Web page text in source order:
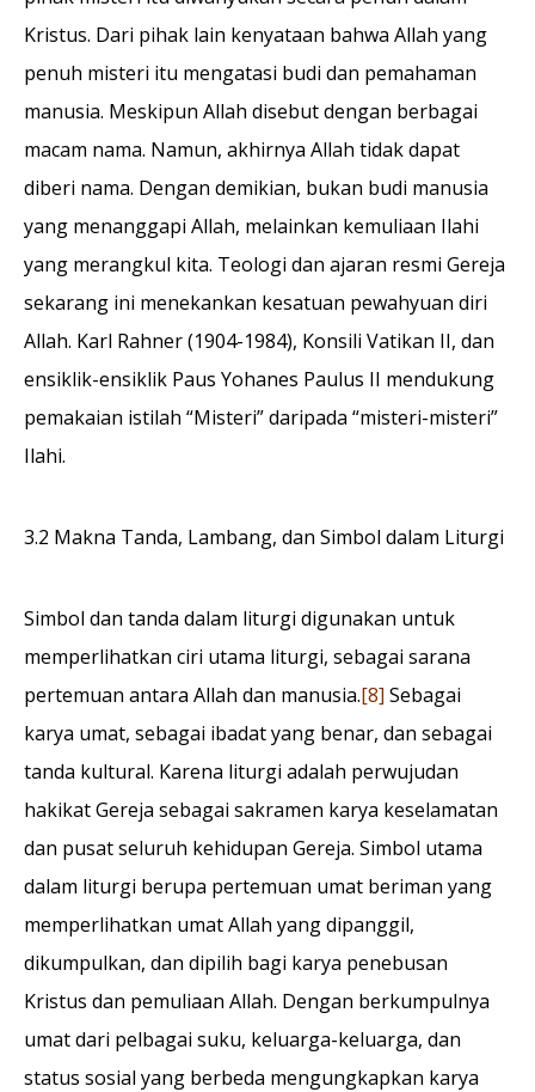
Kristus. Dari pihak lain kenyataan bahwa Allah yang
penuh misteri itu mengatasi budi dan pemahaman
manusia. Meskipun Allah disebut dengan berbagai
macam nama. Namun, akhirnya Allah tidak dapat
diberi nama. Dengan demikian, bukan budi manusia
yang menanggapi Allah, melainkan kemuliaan Ilahi
yang merangkul kita. Teologi dan ajaran resmi Gereja
sekarang ini menekankan kesatuan pewahyuan diri
Allah. Karl Rahner (1904-1984), Konsili Vatikan II, dan
ensiklik-ensiklik Paus Yohanes Paulus II mendukung
pemakaian istilah “Misteri” daripada “misteri-misteri”
Ilahi.
3.2 Makna Tanda, Lambang, dan Simbol dalam Liturgi
Simbol dan tanda dalam liturgi digunakan untuk
memperlihatkan ciri utama liturgi, sebagai sarana
pertemuan antara Allah dan manusia.[8] Sebagai
karya umat, sebagai ibadat yang benar, dan sebagai
tanda kultural. Karena liturgi adalah perwujudan
hakikat Gereja sebagai sakramen karya keselamatan
dan pusat seluruh kehidupan Gereja. Simbol utama
dalam liturgi berupa pertemuan umat beriman yang
memperlihatkan umat Allah yang dipanggil,
dikumpulkan, dan dipilih bagi karya penebusan
Kristus dan pemuliaan Allah. Dengan berkumpulnya
umat dari pelbagai suku, keluarga-keluarga, dan
status sosial yang berbeda mengungkapkan karya